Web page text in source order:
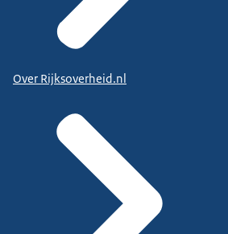
Over Rijksoverheid.nl